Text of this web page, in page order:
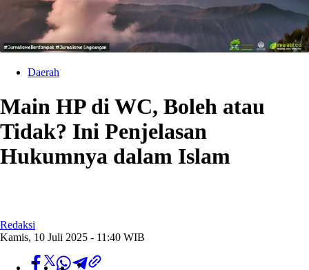
Daerah
Main HP di WC, Boleh atau
Tidak? Ini Penjelasan
Hukumnya dalam Islam
Redaksi
Kamis, 10 Juli 2025 - 11:40 WIB